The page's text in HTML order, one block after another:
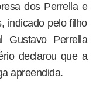
dos Perrella e
indicado pelo filho
Gustavo Perrella
declarou que a
apreendida.